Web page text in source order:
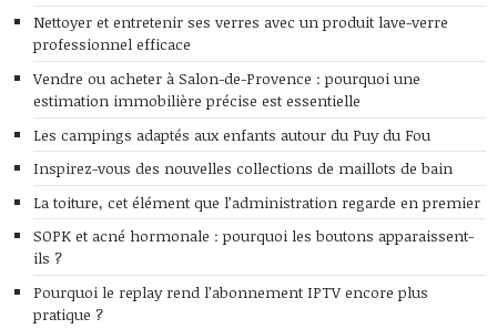
Nettoyer et entretenir ses verres avec un produit lave-verre
professionnel efficace
Vendre ou acheter à Salon-de-Provence : pourquoi une
estimation immobilière précise est essentielle
Les campings adaptés aux enfants autour du Puy du Fou
Inspirez-vous des nouvelles collections de maillots de bain
La toiture, cet élément que l’administration regarde en premier
SOPK et acné hormonale : pourquoi les boutons apparaissent-
ils ?
Pourquoi le replay rend l’abonnement IPTV encore plus
pratique ?